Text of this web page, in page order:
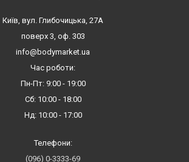
Київ, вул. Глибочицька, 27А
поверх 3, оф. 303
info@bodymarket.ua
Час роботи:
Пн-Пт: 9:00 - 19:00
Сб: 10:00 - 18:00
Нд: 10:00 - 17:00
Телефони:
(096) 0-3333-69